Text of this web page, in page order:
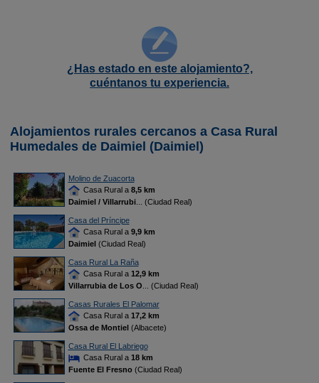
¿Has estado en este alojamiento?,
cuéntanos tu experiencia.
Alojamientos rurales cercanos a Casa Rural
Humedales de Daimiel (Daimiel)
Molino de Zuacorta
Casa Rural a 8,5 km
Daimiel / Villarrubi... (Ciudad Real)
Casa del Príncipe
Casa Rural a 9,9 km
Daimiel(Ciudad Real)
Casa Rural La Raña
Casa Rural a 12,9 km
Villarrubia de Los O ... (Ciudad Real)
Casas Rurales El Palomar
Casa Rural a 17,2 km
Ossa de Montiel(Albacete)
Casa Rural El Labriego
Casa Rural a 18 km
Fuente El Fresno(Ciudad Real)